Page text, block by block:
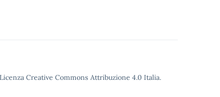
Creative Commons Attribuzione 4.0 Italia.